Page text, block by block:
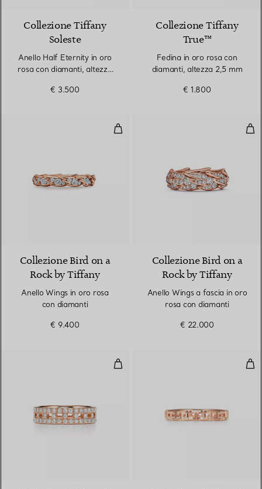
Collezione Tiffany
Soleste
Anello Half Eternity in oro
rosa con diamanti, altezza
€ 3.500
Collezione Tiffany
True™
Fedina in oro rosa con
diamanti, altezza 2,5 mm
€ 1.800
Anello Wings in oro rosa con
Collezione Bird on a
Rock by Tiffany
Anello Wings in oro rosa
con diamanti
€ 9.400
Collezione Bird on a
Rock by Tiffany
Anello Wings a fascia in oro
rosa con diamanti
€ 22.000
Anello True a fascia in oro rosa